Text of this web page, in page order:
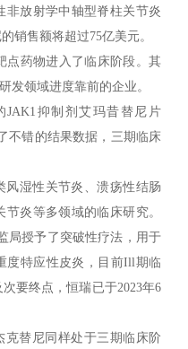
非放射学中轴型脊柱关节炎
销售额将超过75亿美元。
点药物进入了临床阶段。其
发领域进度靠前的企业。
抑制剂艾玛昔替尼片
不错的结果数据，三期临床
风湿性关节炎、溃疡性结肠
炎等多领域的临床研究。
局授予了突破性疗法，用于
度特应性皮炎，目前Ill期临
要终点，恒瑞已于2023年6
克替尼同样处于三期临床阶